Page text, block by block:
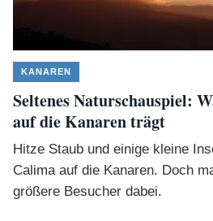
KANAREN
Seltenes Naturschauspiel:
auf die Kanaren trägt
Hitze Staub und einige kleine
Calima auf die Kanaren. Doch
größere Besucher dabei.